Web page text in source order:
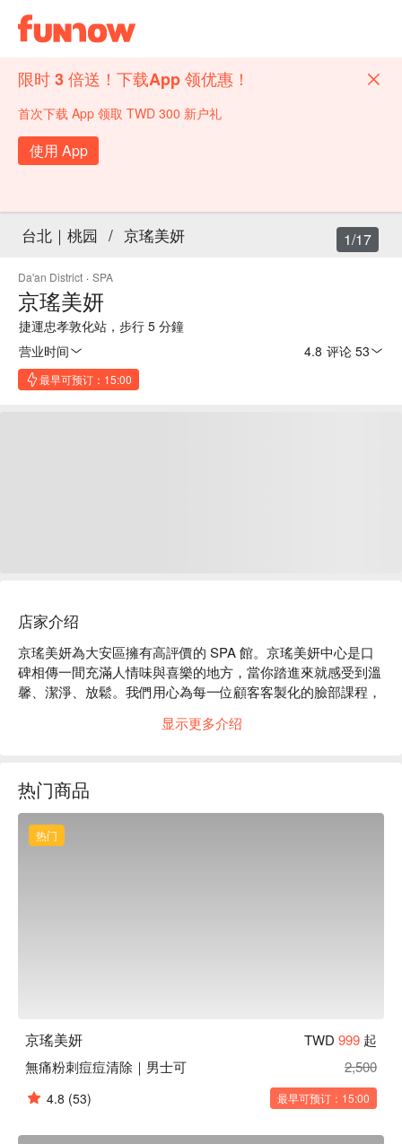
限时 3 倍送！下载App 领优惠！
首次下载 App 领取 TWD 300 新户礼
使用 App
台北｜桃园 / 京瑤美妍
Da'an District · SPA
京瑤美妍
捷運忠孝敦化站，步行 5 分鐘
营业时间
4.8 评论 53
最早可预订：15:00
1/17
店家介绍
京瑤美妍為大安區擁有高評價的 SPA 館。京瑤美妍中心是口
碑相傳一間充滿人情味與喜樂的地方，當你踏進來就感受到溫
馨、潔淨、放鬆。我們用心為每一位顧客客製化的臉部課程，
浴一系列的課程，讓你沉殿身心靈，完全放鬆去感受生命的律
京瑤美妍：Google 4.8 星、平台 5 星好評
京瑤美妍位於捷運忠孝敦化站2號出口。
京瑤美妍預約、價格立刻查看⬇︎
显示更多介绍
热门商品
热门
京瑤美妍 TWD 999 起
無痛粉刺痘痘清除｜男士可
2,500
4.8 (53) 最早可预订：15:00